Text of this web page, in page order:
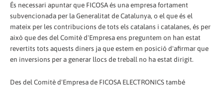
És necessari apuntar que FICOSA és una empresa fortament
subvencionada per la Generalitat de Catalunya, o el que és el
mateix per les contribucions de tots els catalans i catalanes, és per
això que des del Comitè d'Empresa ens preguntem on han estat
revertits tots aquests diners ja que estem en posició d'afirmar que
en inversions per a generar llocs de treball no ha estat dirigit.
Des del Comitè d'Empresa de FICOSA ELECTRONICS també